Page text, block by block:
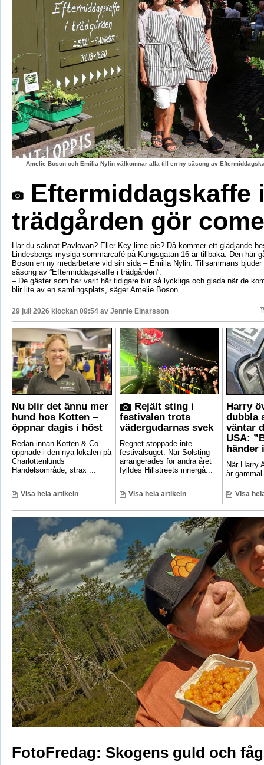
Amelie Boson och Emilia Nylin välkomnar alla till en ny säsong av
Eftermiddagskaffe
trädgården gör
Har du saknat Pavlovan? Eller Key lime pie? Då kommer ett glädjande
Lindesbergs mysiga sommarcafé på Kungsgatan 16 är tillbaka. Den här
Boson en ny medarbetare vid sin sida – Emilia Nylin. Tillsammans
säsong av ”Eftermiddagskaffe i trädgården”.
– De gäster som har varit här tidigare blir så lyckliga och glada när de
blir lite av en samlingsplats, säger Amelie Boson.
29 juli 2026 klockan 09:54 av Jennie Einarsson
Nu blir det ännu mer
hund hos Kotten –
öppnar dagis i höst
Redan innan Kotten & Co
öppnade i den nya lokalen på
Charlottenlunds
Handelsområde, strax ...
Visa hela artikeln
Rejält sting i
festivalen trots
vädergudarnas svek
Regnet stoppade inte
festivalsuget. När Solsting
arrangerades för andra året
fylldes Hillstreets innergå...
Visa hela artikeln
Harry
dubbla
väntar
USA:
händer
När Harry
år
Visa
FotoFredag: Skogens guld och